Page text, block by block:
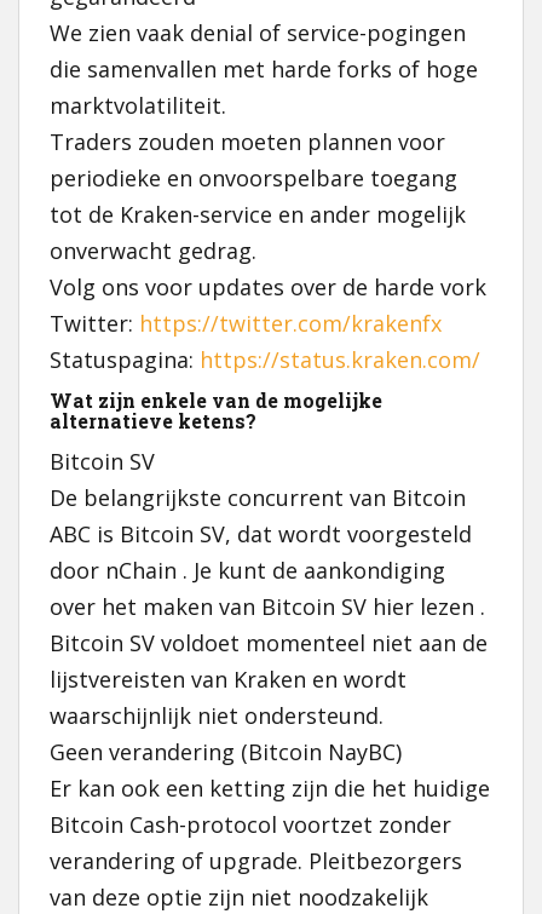
We zien vaak denial of service-pogingen
die samenvallen met harde forks of hoge
marktvolatiliteit.
Traders zouden moeten plannen voor
periodieke en onvoorspelbare toegang
tot de Kraken-service en ander mogelijk
onverwacht gedrag.
Volg ons voor updates over de harde vork
Twitter: https://twitter.com/krakenfx
Statuspagina: https://status.kraken.com/
Wat zijn enkele van de mogelijke
alternatieve ketens?
Bitcoin SV
De belangrijkste concurrent van Bitcoin
ABC is Bitcoin SV, dat wordt voorgesteld
door nChain . Je kunt de aankondiging
over het maken van Bitcoin SV hier lezen .
Bitcoin SV voldoet momenteel niet aan de
lijstvereisten van Kraken en wordt
waarschijnlijk niet ondersteund.
Geen verandering (Bitcoin NayBC)
Er kan ook een ketting zijn die het huidige
Bitcoin Cash-protocol voortzet zonder
verandering of upgrade. Pleitbezorgers
van deze optie zijn niet noodzakelijk